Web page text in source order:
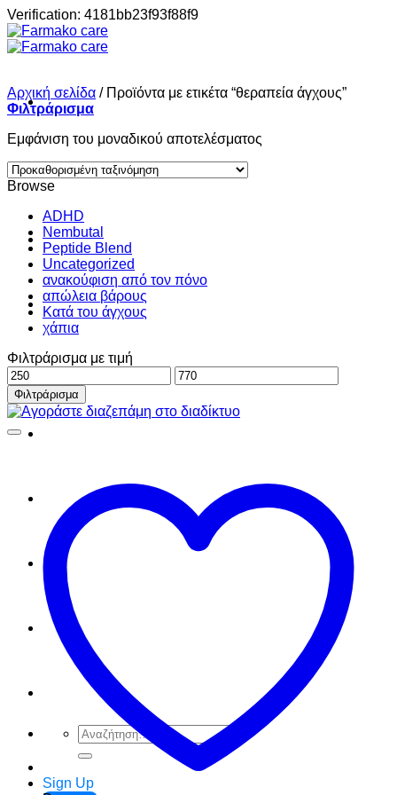
Verification: 4181bb23f93f88f9Μετάβαση
Σπίτι
Shop
About
Contact
Checkout
Cart
Ελληνικά
English
Αναζήτηση
για:
Sign Up
Αρχική σελίδα /Προϊόντα με ετικέτα “θεραπεία άγχους”
Φιλτράρισμα
Εμφάνιση του μοναδικού αποτελέσματος
Browse
ADHD
Nembutal
Peptide Blend
Uncategorized
ανακούφιση από τον πόνο
απώλεια βάρους
Κατά του άγχους
χάπια
Φιλτράρισμα με τιμή
Ελάχιστη
τιμή
Μέγιστη
τιμή
Φιλτράρισμα